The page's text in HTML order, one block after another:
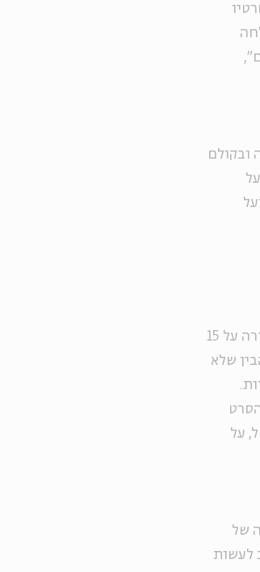
ובקולם
"לפני עשר שנים יזמתי את פרויקט 'העברים', שבמקור אמור היה להיות סדרה על 15
שלא
על
של
לעשות